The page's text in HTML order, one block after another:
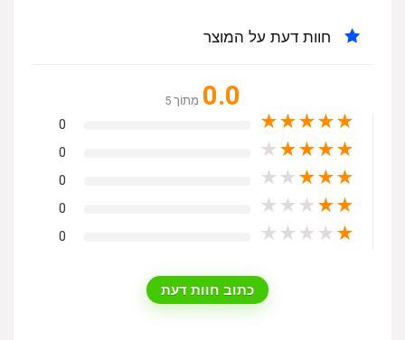
חוות דעת על המוצר
0.0 מִתוֹך 5
★
★
★
★
★
0
★
★
★
★
★
0
★
★
★
★
★
0
★
★
★
★
★
0
★
★
★
★
★
0
כתוב חוות דעת